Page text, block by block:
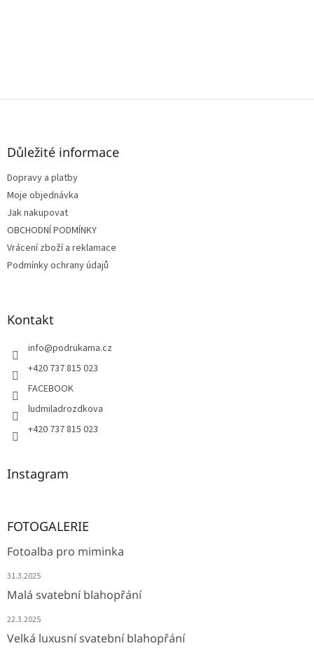
Z
Důležité informace
Dopravy a platby
Moje objednávka
Jak nakupovat
OBCHODNÍ PODMÍNKY
Vrácení zboží a reklamace
Podmínky ochrany údajů
Kontakt
info@podrukama.cz
+420 737 815 023
FACEBOOK
ludmiladrozdkova
+420 737 815 023
Instagram
FOTOGALERIE
Fotoalba pro miminka
31.3.2025
Malá svatební blahopřání
22.3.2025
Velká luxusní svatební blahopřání